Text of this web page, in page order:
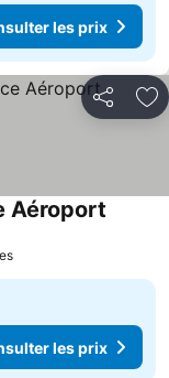
les prix
Partager
les prix
Aéroport
les prix